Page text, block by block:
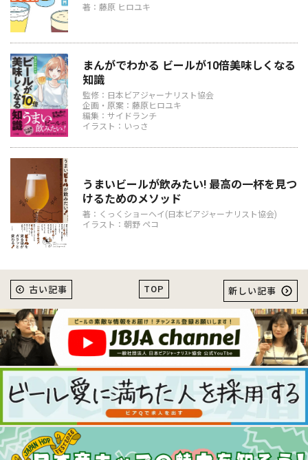
著：藤原 ヒロユキ
まんがでわかる ビールが10倍美味しくなる
知識
監修：日本ビアジャーナリスト協会
企画・原案：藤原ヒロユキ
編集：サイドランチ
イラスト：いっさ
うまいビールが飲みたい! 最高の一杯を見つ
けるためのメソッド
著：くっくショーヘイ(日本ビアジャーナリスト協会)
イラスト：朝野 ペコ
TOP
古い記事 新しい記事